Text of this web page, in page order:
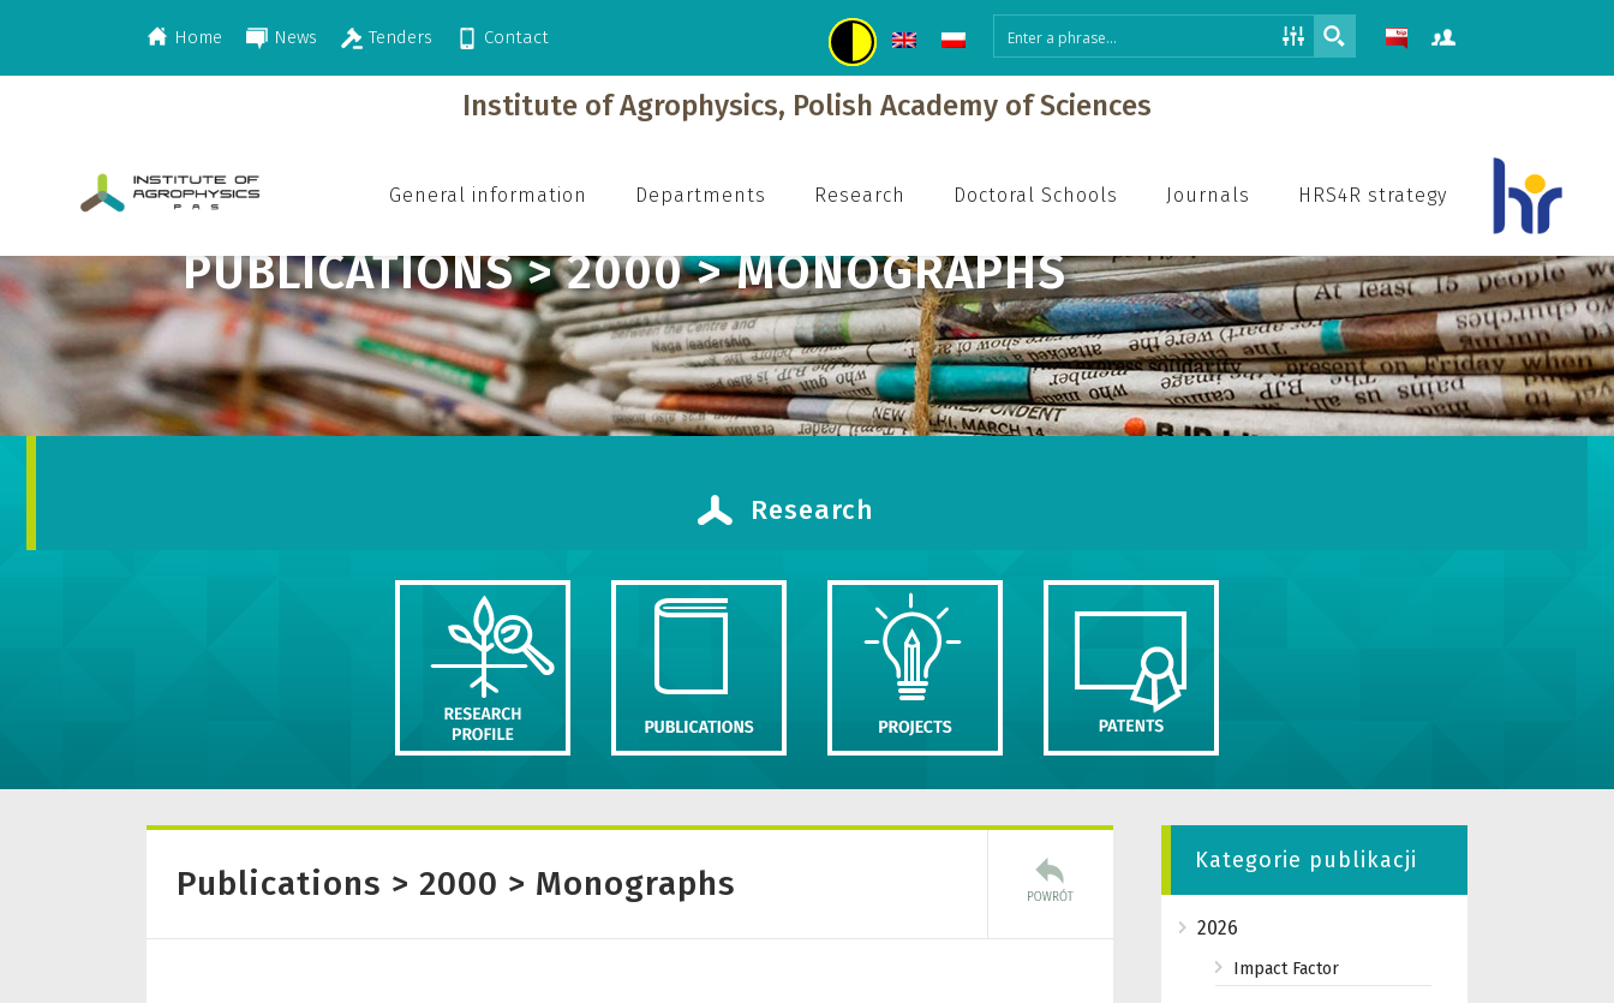
Home News Tenders Contact
Institute of Agrophysics, Polish Academy of Sciences
General information Departments Research Doctoral Schools Journals HRS4R strategy
PUBLICATIONS > 2000 > MONOGRAPHS
>Publications>2000>Monographs
Research
Publications > 2000 > Monographs
Kategorie publikacji
2026
Impact Factor